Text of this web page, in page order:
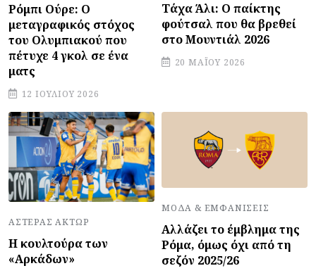
Ρόμπι Ούρε: Ο
μεταγραφικός στόχος
του Ολυμπιακού που
πέτυχε 4 γκολ σε ένα
ματς
12 ΙΟΥΛΊΟΥ 2026
Τάχα Άλι: Ο παίκτης
φούτσαλ που θα βρεθεί
στο Μουντιάλ 2026
20 ΜΑΪ́ΟΥ 2026
ΑΣΤΈΡΑΣ ΆΚΤΩΡ
Η κουλτούρα των
«Αρκάδων»
ΜΌΔΑ & ΕΜΦΑΝΊΣΕΙΣ
Αλλάζει το έμβλημα της
Ρόμα, όμως όχι από τη
σεζόν 2025/26